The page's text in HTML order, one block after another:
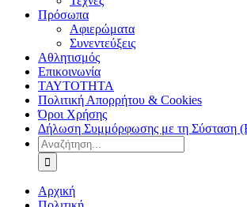
Πρόσωπα
Αφιερώματα
Συνεντεύξεις
Αθλητισμός
Επικοινωνία
ΤΑΥΤΟΤΗΤΑ
Πολιτική Απορρήτου & Cookies
Όροι Χρήσης
Δήλωση Συμμόρφωσης με τη Σύσταση
Αναζήτηση
για:
Αρχική